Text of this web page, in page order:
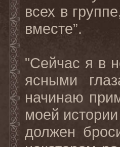
всех в
вместе”.
"Сейчас я в
ясными
начинаю
моей
должен